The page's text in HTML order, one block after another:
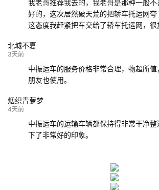
我老哥推荐我去的，我老哥是那种一般不
好的，这次居然破天荒的把轿车托运网
这态度我赶紧把车交给了轿车托运网，很
北城不夏
3天前
中振运车的服务价格非常合理，物超所值
朋友也使用。
烟织青萝梦
4天前
中振运车的运输车辆都保持得非常干净整
下了非常好的印象。